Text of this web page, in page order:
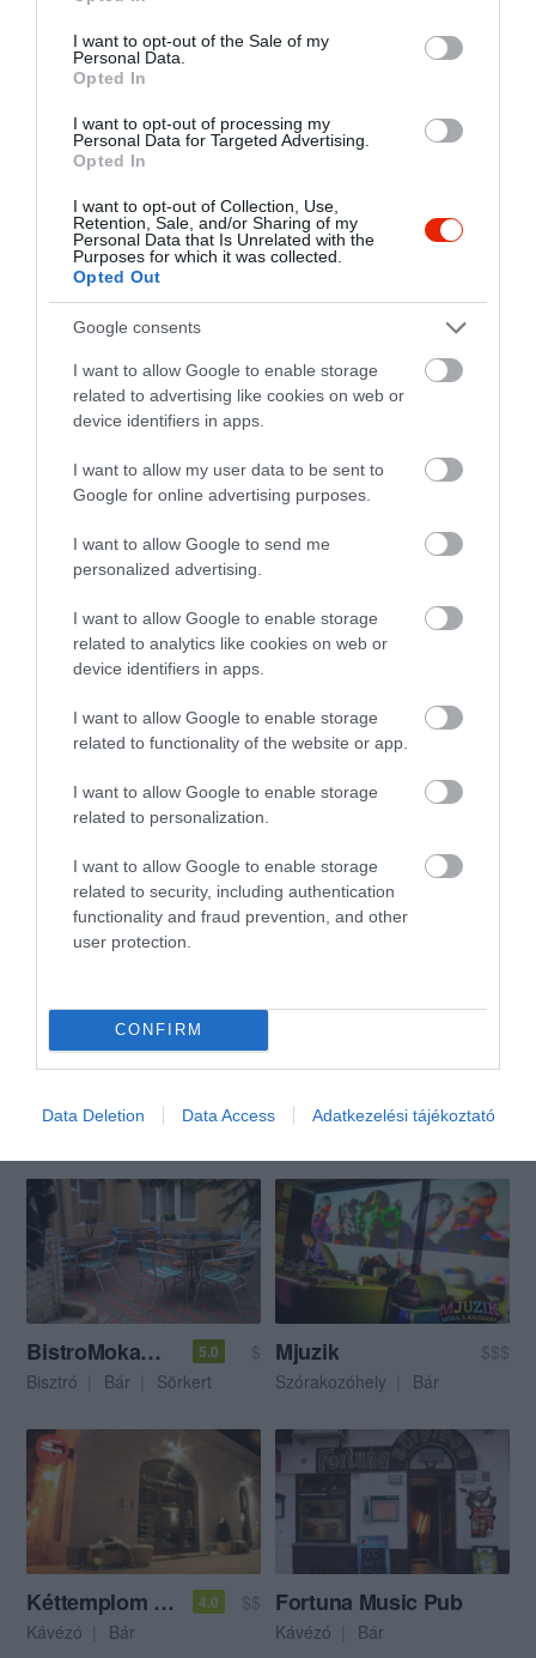
use your data for below specified purposes in below Google
consent section.
I want to opt-out of the Sale of my
Personal Data.
Opted In
I want to opt-out of processing my
Personal Data for Targeted Advertising.
Opted In
I want to opt-out of Collection, Use,
Retention, Sale, and/or Sharing of my
Personal Data that Is Unrelated with the
Purposes for which it was collected.
Opted Out
Google consents
I want to allow Google to enable storage
related to advertising like cookies on web or
device identifiers in apps.
I want to allow my user data to be sent to
Google for online advertising purposes.
I want to allow Google to send me
personalized advertising.
I want to allow Google to enable storage
related to analytics like cookies on web or
device identifiers in apps.
I want to allow Google to enable storage
related to functionality of the website or app.
I want to allow Google to enable storage
related to personalization.
I want to allow Google to enable storage
related to security, including authentication
functionality and fraud prevention, and other
user protection.
CONFIRM
Data Deletion Data Access Adatkezelési tájékoztató
Étterem
Magyar Étterem Bor Bár
Kocsma Kávézó
Kávézó Kocsma Bár Éjszakai Klub Szórakozóhely
Kávézó
Bár Kocsma
Romkocsma
Éjszakai Klub
Kávézó
Bisztró Bár
B-38 Bacardi presszó
Bár
Kávézó Kocsma
Vanity Cafe
Éjszakai Klub Szórakozóhely
BistroMokambo the Pub 5.0
$
Bisztró
Bár Sörkert
Mjuzik
$$$
Szórakozóhely
Bár
Kéttemplom Kávézó 4.0
$$
Kávézó
Bár
Fortuna Music Pub
Kávézó Bár